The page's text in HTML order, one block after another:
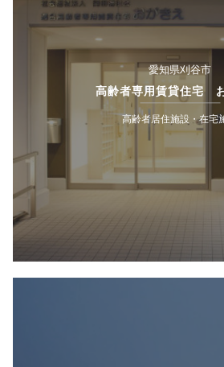
愛知県刈谷市
高齢者専用賃貸住宅
高齢者居住施設・在宅